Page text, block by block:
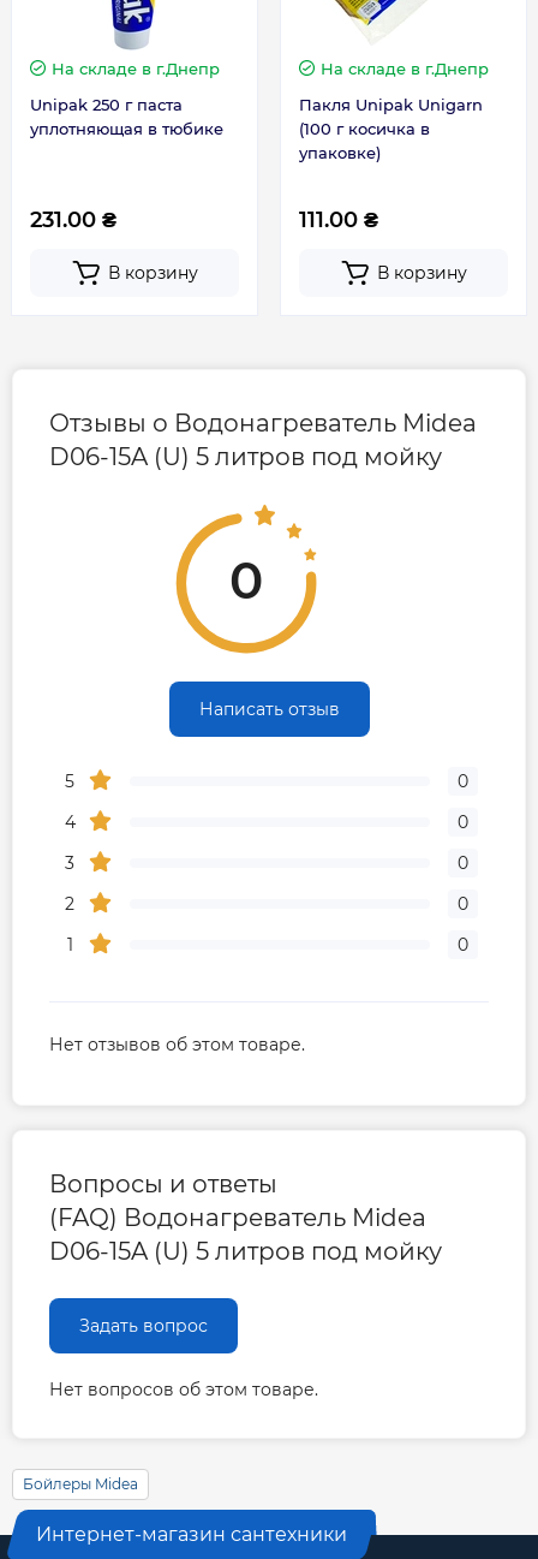
Габариты, размеры, вес
Вес, кг 4.5
Гарантия на электрическую часть 2 года
Гарантия производителя, мес
Контакты сервисного центра
На складе в г.Днепр
Unipak 250 г паста
уплотняющая в тюбике
231.00 ₴
В корзину
На складе в г.Днепр
Пакля Unipak Unigarn
(100 г косичка в
упаковке)
111.00 ₴
В корзину
Отзывы о Водонагреватель Midea
D06-15A (U) 5 литров под мойку
0
Написать отзыв
5
0
4
0
3
0
2
0
1
0
Нет отзывов об этом товаре.
Вопросы и ответы
(FAQ) Водонагреватель Midea
D06-15A (U) 5 литров под мойку
Задать вопрос
Нет вопросов об этом товаре.
Бойлеры Midea
Интернет-магазин сантехники